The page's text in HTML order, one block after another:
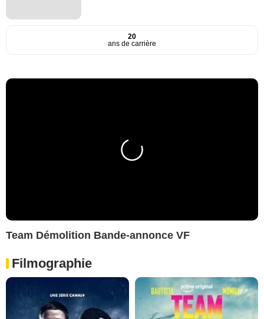
20
ans de carrière
Team Démolition Bande-annonce VF
Filmographie